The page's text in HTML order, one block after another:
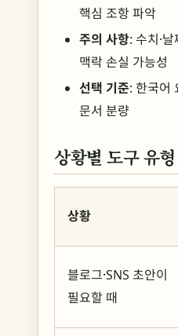
핵심 조항 파악
주의 사항: 수치·
맥락 손실 가능성
선택 기준: 한국어
문서 분량
상황별 도구 유
상황
블로그·SNS 초안이
필요할 때